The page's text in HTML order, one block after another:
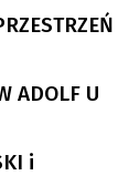
ADOLF U
i